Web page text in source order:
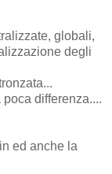
globali,
degli
differenza....
ed anche la